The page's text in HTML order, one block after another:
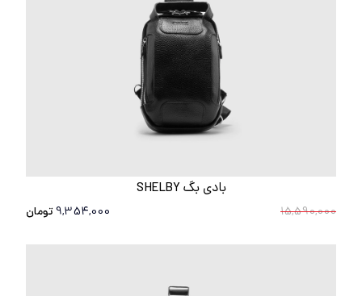
بادی بگ SHELBY
15,590,000
9,354,000تومان